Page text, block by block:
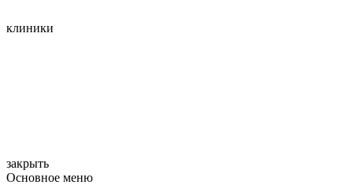
клиники
закрыть
Основное меню